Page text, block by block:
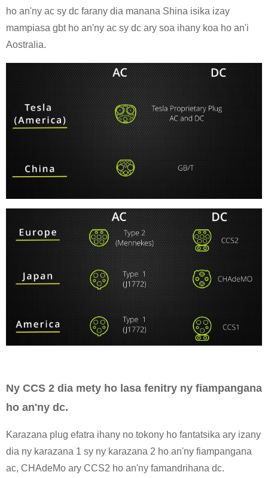
ho an'ny ac sy dc farany dia manana Shina isika izay
mampiasa gbt ho an'ny ac sy dc ary soa ihany koa ho an'i
Aostralia.
Ny CCS 2 dia mety ho lasa fenitry ny fiampangana
ho an'ny dc.
Karazana plug efatra ihany no tokony ho fantatsika ary izany
dia ny karazana 1 sy ny karazana 2 ho an'ny fiampangana
ac, CHAdeMo ary CCS2 ho an'ny famandrihana dc.